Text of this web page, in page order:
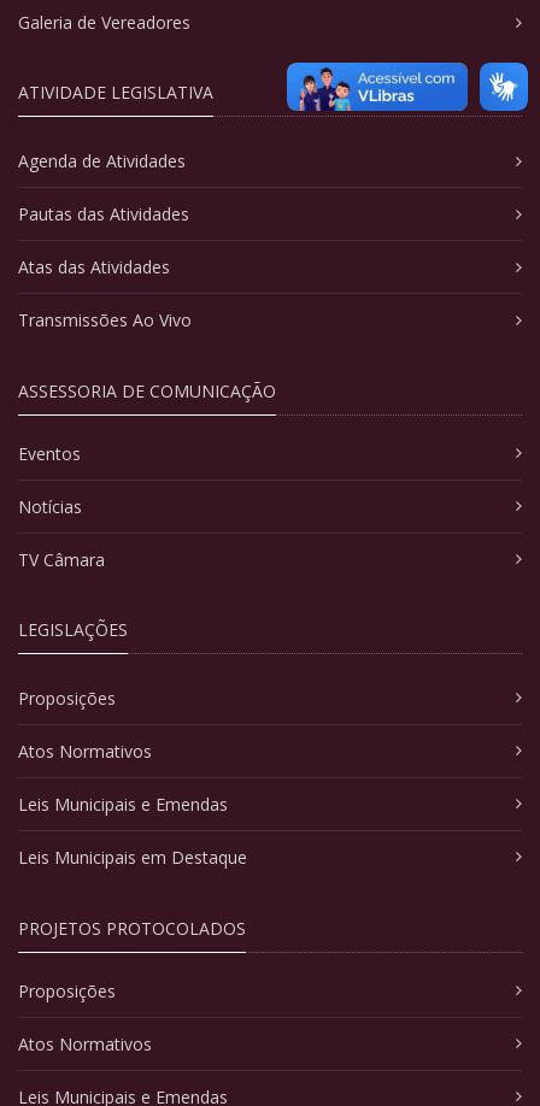
Galeria de Vereadores
ATIVIDADE LEGISLATIVA
Agenda de Atividades
Pautas das Atividades
Atas das Atividades
Transmissões Ao Vivo
ASSESSORIA DE COMUNICAÇÃO
Eventos
Notícias
TV Câmara
LEGISLAÇÕES
Proposições
Atos Normativos
Leis Municipais e Emendas
Leis Municipais em Destaque
PROJETOS PROTOCOLADOS
Proposições
Atos Normativos
Leis Municipais e Emendas